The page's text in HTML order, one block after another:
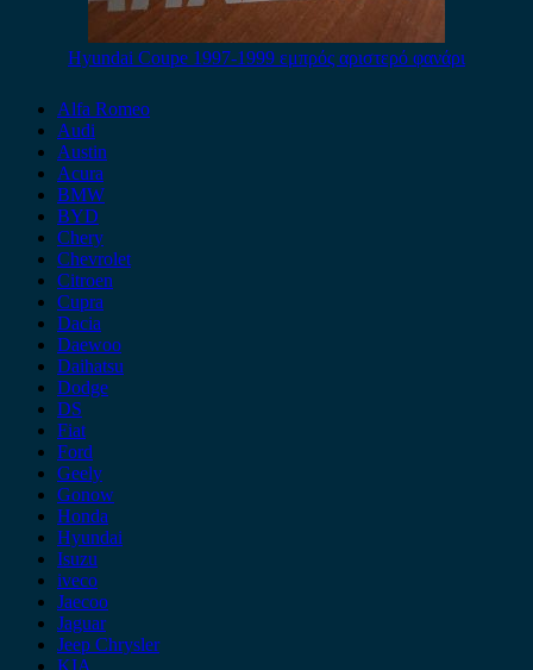
Hyundai Coupe 1997-1999 εμπρός αριστερό φανάρι
Alfa Romeo
Audi
Austin
Acura
BMW
BYD
Chery
Chevrolet
Citroen
Cupra
Dacia
Daewoo
Daihatsu
Dodge
DS
Fiat
Ford
Geely
Gonow
Honda
Hyundai
Isuzu
iveco
Jaecoo
Jaguar
Jeep Chrysler
KIA